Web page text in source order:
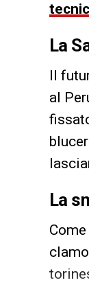
La
Il
al
La